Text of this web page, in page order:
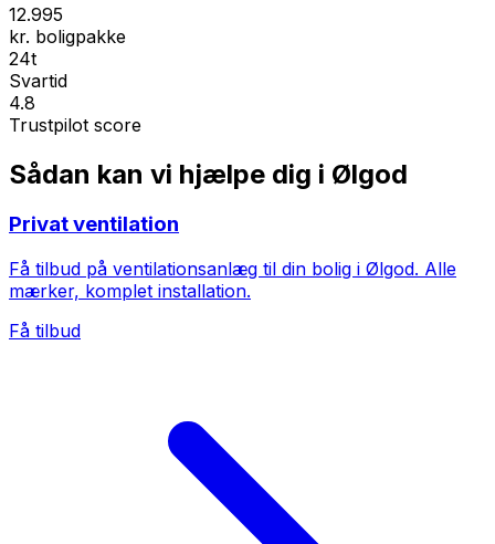
12.995
kr. boligpakke
24t
Svartid
4.8
Trustpilot score
Sådan kan vi hjælpe dig i Ølgod
Privat ventilation
Få tilbud på ventilationsanlæg til din bolig i Ølgod. Alle
mærker, komplet installation.
Få tilbud